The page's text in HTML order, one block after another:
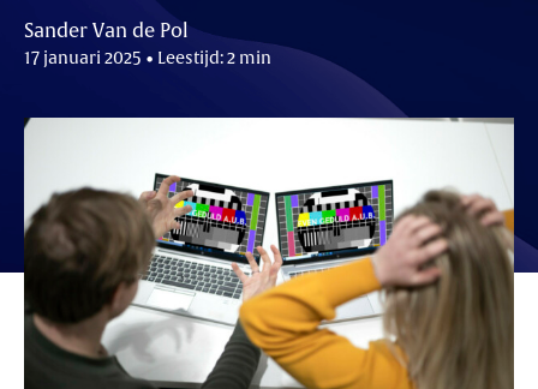
Sander Van de Pol
17 januari 2025 • Leestijd: 2 min